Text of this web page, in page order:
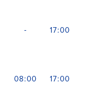
- 17:00
08:00 17:00